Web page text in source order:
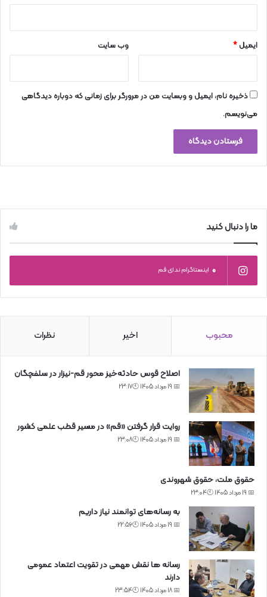
ایمیل* وب‌ سایت
ذخیره نام، ایمیل و وبسایت من در مرورگر برای زمانی که دوباره دیدگاهی
می‌نویسم.
ما را دنبال کنید
0 اینستاگرام ندای قم
محبوب اخیر نظرات
اصلاح قوس حادثه‌خیز محور قم-نیزار در سلفچگان
📅 19 مرداد 1405 🕙23:17
روایت قرار گرفتن «قم» در مسیر قطب علمی کشور
📅 19 مرداد 1405 🕙23:08
حقوق ملت، حقوق شهروندی
📅 19 مرداد 1405 🕙23:04
به رسانه‌های توانمند نیاز داریم
📅 19 مرداد 1405 🕙22:56
رسانه ها نقش مهمی در تقویت اعتماد عمومی
دارند
📅 18 مرداد 1405 🕙23:54